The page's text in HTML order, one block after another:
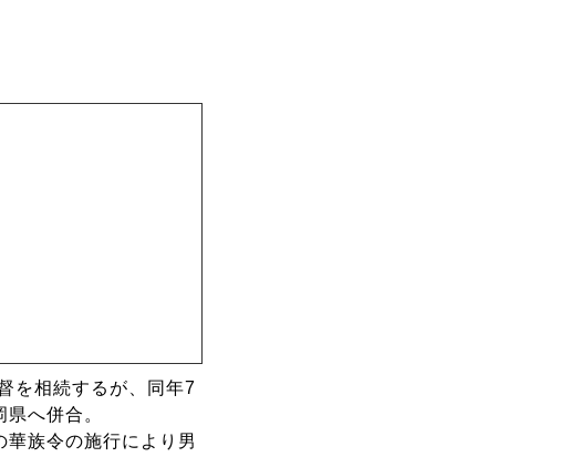
を相続するが、同年7
へ併合。
族令の施行により男